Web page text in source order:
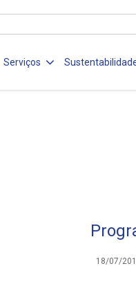
Serviços
18/07/